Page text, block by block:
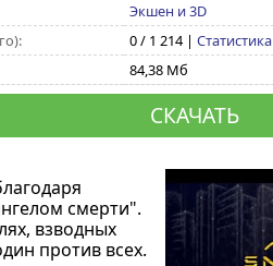
Экшен и 3D
0 / 1 214 | Статистика
84,38 Мб
СКАЧАТЬ
смерти".
взводных
против всех.